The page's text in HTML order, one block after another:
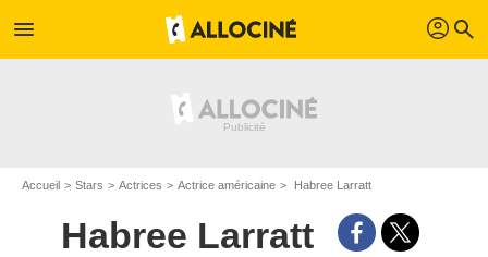
menu profil search
Accueil Stars Actrices Actrice américaine Habree Larratt
Habree Larratt